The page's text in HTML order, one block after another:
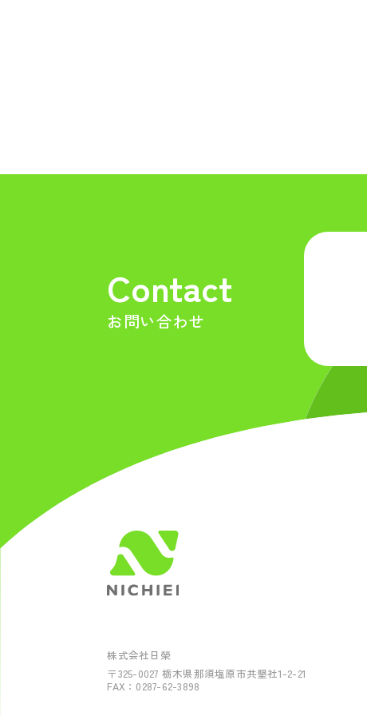
Contact
お問い合わせ
株式会社日榮
〒325-0027 栃木県那須塩原市共墾社1-2-21
FAX：0287-62-3898